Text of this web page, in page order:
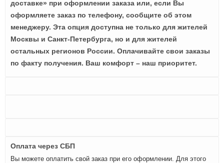
доставке» при оформлении заказа или, если Вы
оформляете заказ по телефону, сообщите об этом
менеджеру. Эта опция доступна не только для жителей
Москвы и Санкт-Петербурга, но и для жителей
остальных регионов России. Оплачивайте свои заказы
по факту получения. Ваш комфорт – наш приоритет.
Оплата через СБП
Вы можете оплатить свой заказ при его оформлении. Для этого